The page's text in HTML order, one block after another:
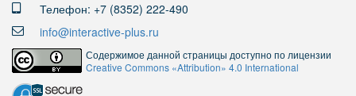
Телефон: +7 (8352) 222-490
info@interactive-plus.ru
Содержимое данной страницы доступно по лицензии
Creative Commons «Attribution» 4.0 International